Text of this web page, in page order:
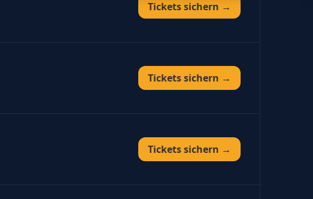
Tickets sichern →
Tickets sichern →
Tickets sichern →